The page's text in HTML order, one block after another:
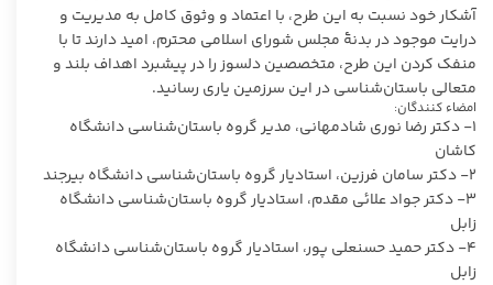
آشکار خود نسبت به این طرح، با اعتماد و وثوق کامل به مدیریت و
درایت موجود در بدنۀ مجلس شورای اسلامی محترم، امید دارند تا با
منفک کردن این طرح، متخصصین دلسوز را در پیشبرد اهداف بلند و
متعالی باستان‌شناسی در این سرزمین یاری رسانید.
امضاء کنندگان:
۱- دکتر رضا نوری شادمهانی، مدیر گروه باستان‌شناسی دانشگاه
کاشان
۲- دکتر سامان فرزین، استادیار گروه باستان‌شناسی دانشگاه بیرجند
۳- دکتر جواد علائی مقدم، استادیار گروه باستان‌شناسی دانشگاه
زابل
۴- دکتر حمید حسنعلی پور، استادیار گروه باستان‌شناسی دانشگاه
زابل